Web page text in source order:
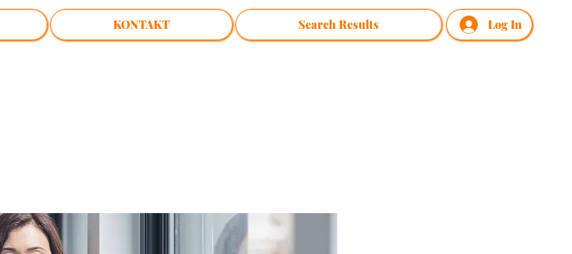
KONTAKT Search Results Log In